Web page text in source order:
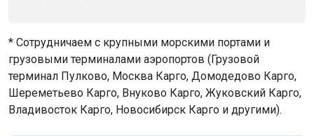
* Сотрудничаем с крупными морскими портами и
грузовыми терминалами аэропортов (Грузовой
терминал Пулково, Москва Карго, Домодедово Карго,
Шереметьево Карго, Внуково Карго, Жуковский Карго,
Владивосток Карго, Новосибирск Карго и другими).